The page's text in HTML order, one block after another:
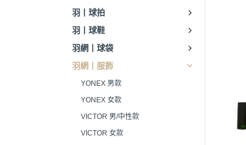
羽丨球拍
羽丨球鞋
羽網丨球袋
羽網丨服飾
YONEX 男款
YONEX 女款
VICTOR 男/中性款
VICTOR 女款